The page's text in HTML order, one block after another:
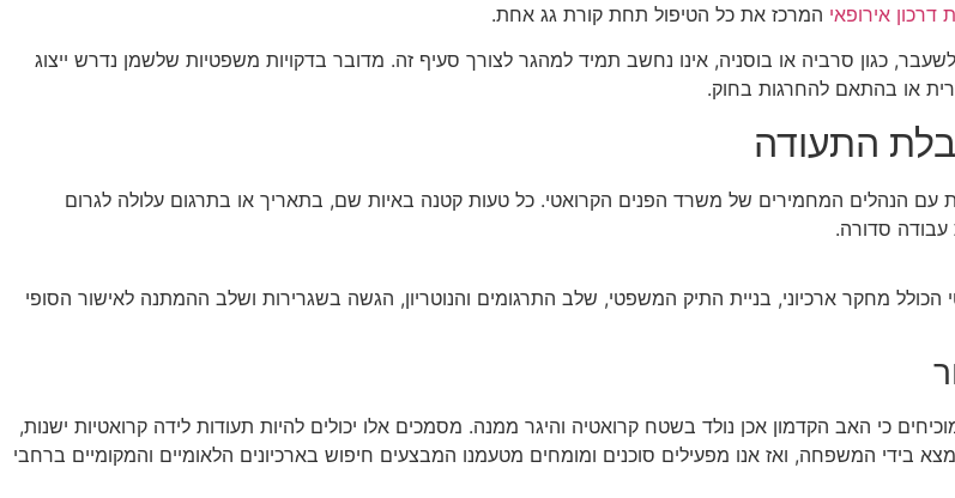
דרכון אירופאי המרכז את כל הטיפול תחת קורת גג אחת.
כגון סרביה או בוסניה, אינו נחשב תמיד למהגר לצורך סעיף זה. מדובר בדקויות משפטיות שלשמן נדרש ייצוג
או בהתאם להחרגות בחוק.
התעודה
עם הנהלים המחמירים של משרד הפנים הקרואטי. כל טעות קטנה באיות שם, בתאריך או בתרגום עלולה לגרום
עבודה סדורה.
כי האב הקדמון אכן נולד בשטח קרואטיה והיגר ממנה. מסמכים אלו יכולים להיות תעודות לידה קרואטיות ישנות,
בידי המשפחה, ואז אנו מפעילים סוכנים ומומחים מטעמנו המבצעים חיפוש בארכיונים הלאומיים והמקומיים ברחבי